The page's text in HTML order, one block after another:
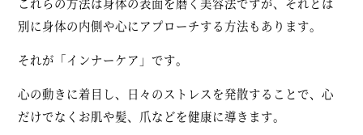
別に身体の内側や心にアプローチする方法もあります。
それが「インナーケア」です。
心の動きに着目し、日々のストレスを発散することで、心
だけでなくお肌や髪、爪などを健康に導きます。